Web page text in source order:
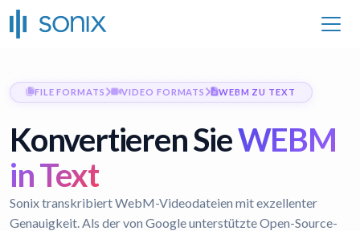
FILE FORMATS VIDEO FORMATS WEBM ZU TEXT
Konvertieren SieWEBM
in Text
Sonix transkribiert WebM-Videodateien mit exzellenter
Genauigkeit. Als der von Google unterstützte Open-Source-